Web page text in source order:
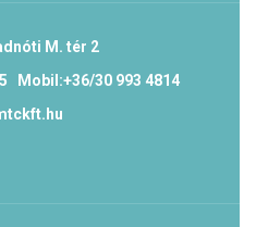
M. tér 2
Mobil:+36/30 993 4814